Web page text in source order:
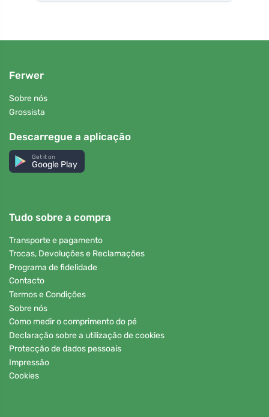
Ferwer
Sobre nós
Grossista
Descarregue a aplicação
Get it on
Google Play
Tudo sobre a compra
Transporte e pagamento
Trocas, Devoluções e Reclamações
Programa de fidelidade
Contacto
Termos e Condições
Sobre nós
Como medir o comprimento do pé
Declaração sobre a utilização de cookies
Protecção de dados pessoais
Impressão
Cookies